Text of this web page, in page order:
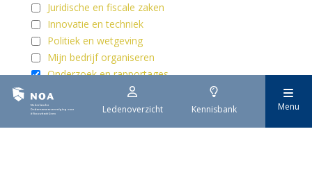
Ledenoverzicht Kennisbank Menu
Juridische en fiscale zaken
Innovatie en techniek
Politiek en wetgeving
Mijn bedrijf organiseren
Onderzoek en rapportages
Overig